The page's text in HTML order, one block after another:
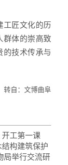
工匠文化的历
群体的崇高致
的技术传承与
转自：文博曲阜
开工第一课
构建筑保护
举行交流研